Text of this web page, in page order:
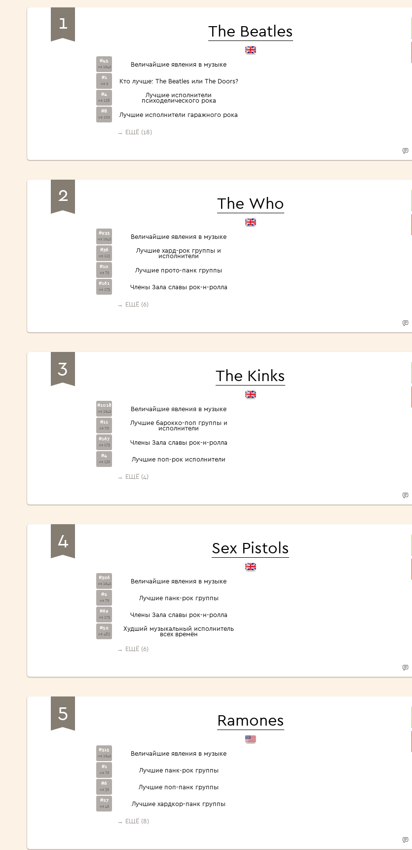
<1960>
1 The Beatles
#45
из 1642 Величайшие явления в музыке
#1
из 2 Кто лучше: The Beatles или The Doors?
#4
из 138
Лучшие исполнители
психоделического рока
#8
из 102 Лучшие исполнители гаражного рока
→ ЕЩЁ (18)
2 The Who
#933
из 1642 Величайшие явления в музыке
#36
из 113
Лучшие хард-рок группы и
исполнители
#10
из 75 Лучшие прото-панк группы
#161
из 175 Члены Зала славы рок-н-ролла
→ ЕЩЁ (6)
3 The Kinks
#1018
из 1642 Величайшие явления в музыке
#11
из 70
Лучшие барокко-поп группы и
исполнители
#167
из 175 Члены Зала славы рок-н-ролла
#4
из 136 Лучшие поп-рок исполнители
→ ЕЩЁ (4)
4 Sex Pistols
#326
из 1642 Величайшие явления в музыке
#2
из 79 Лучшие панк-рок группы
#69
из 175 Члены Зала славы рок-н-ролла
#52
из 483
Худший музыкальный исполнитель
всех времён
→ ЕЩЁ (6)
5 Ramones
#315
из 1642 Величайшие явления в музыке
#1
из 79 Лучшие панк-рок группы
#6
из 36 Лучшие поп-панк группы
#27
из 46 Лучшие хардкор-панк группы
→ ЕЩЁ (8)